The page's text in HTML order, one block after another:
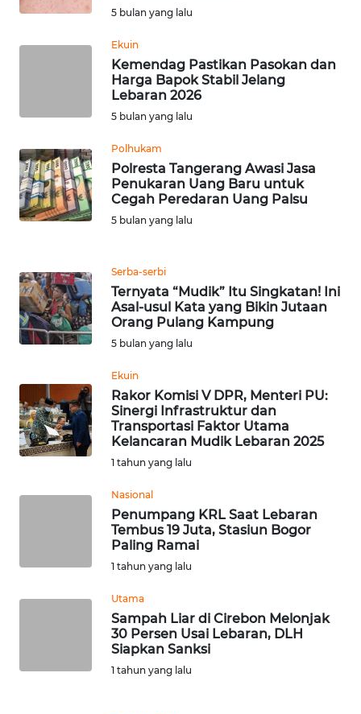
5 bulan yang lalu
Ekuin
Kemendag Pastikan Pasokan dan
Harga Bapok Stabil Jelang
Lebaran 2026
5 bulan yang lalu
Polhukam
Polresta Tangerang Awasi Jasa
Penukaran Uang Baru untuk
Cegah Peredaran Uang Palsu
5 bulan yang lalu
Serba-serbi
Ternyata “Mudik” Itu Singkatan! Ini
Asal-usul Kata yang Bikin Jutaan
Orang Pulang Kampung
5 bulan yang lalu
Ekuin
Rakor Komisi V DPR, Menteri PU:
Sinergi Infrastruktur dan
Transportasi Faktor Utama
Kelancaran Mudik Lebaran 2025
1 tahun yang lalu
Nasional
Penumpang KRL Saat Lebaran
Tembus 19 Juta, Stasiun Bogor
Paling Ramai
1 tahun yang lalu
Utama
Sampah Liar di Cirebon Melonjak
30 Persen Usai Lebaran, DLH
Siapkan Sanksi
1 tahun yang lalu
SERDANG
WN
TEBING
WN
PAKPAK
WN
WN
BEKASI
WN
SAMOSIR